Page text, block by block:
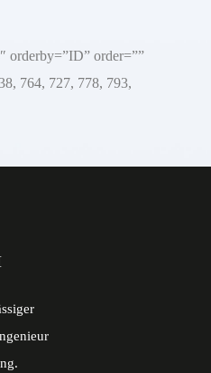
orderby=”ID” order=””
764, 727, 778, 793,